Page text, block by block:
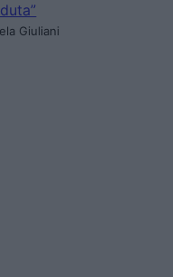
Giuliani